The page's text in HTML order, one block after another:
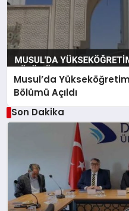
Musul’da
Bölümü Açıldı
Son Dakika